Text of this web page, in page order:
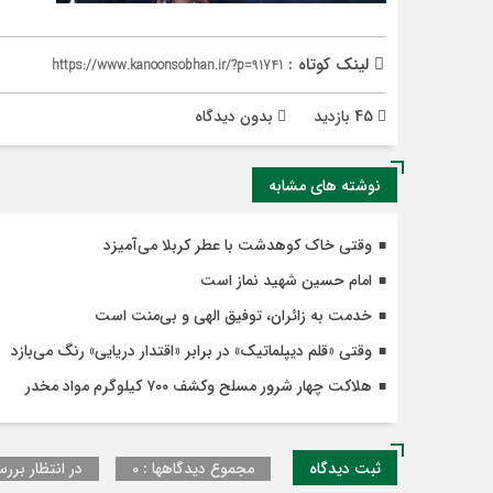
لینک کوتاه : https://www.kanoonsobhan.ir/?p=91741
بدون دیدگاه
نوشته های مشابه
وقتی خاک کوهدشت با عطر کربلا می‌آمیزد
امام حسین شهید نماز است
خدمت به زائران، توفیق الهی و بی‌منت است
وقتی «قلم دیپلماتیک» در برابر «اقتدار دریایی» رنگ می‌بازد
هلاکت چهار شرور مسلح وکشف ۷۰۰ کیلوگرم مواد مخدر
ثبت دیدگاه مجموع دیدگاهها : 0 در انتظار